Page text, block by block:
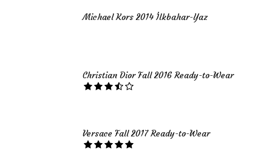
Michael Kors 2014 İlkbahar-Yaz
Christian Dior Fall 2016 Ready-to-Wear
Versace Fall 2017 Ready-to-Wear